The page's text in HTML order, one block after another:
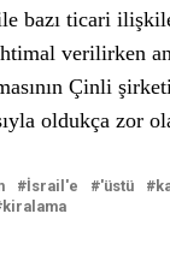
bazı ticari
verilirken
Çinli
oldukça zor
İsrail'e 'üstü
kiralama